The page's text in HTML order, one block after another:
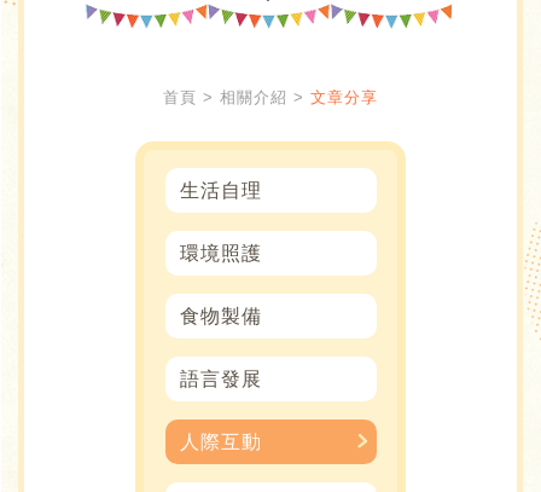
首頁 相關介紹 文章分享
生活自理
環境照護
食物製備
語言發展
人際互動